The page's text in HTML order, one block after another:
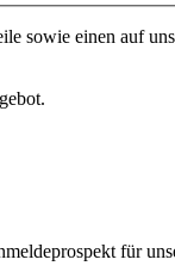
einen auf
für